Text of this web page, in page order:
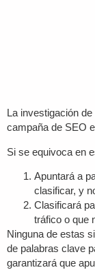
La investigación
campaña de SEO
Si se equivoca en
Apuntará a
clasificar, y
Clasificará
tráfico o que
Ninguna de estas
de palabras clave
garantizará que